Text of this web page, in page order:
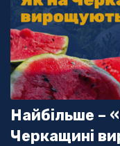
Найбільше –
Черкащині